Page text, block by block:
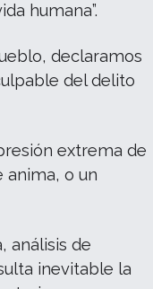
humana”.
declaramos
del delito
extrema de
anima, o un
análisis de
inevitable la